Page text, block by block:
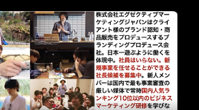
ロフィール編集する ＞
会員登録する ＞
ログインする ＞